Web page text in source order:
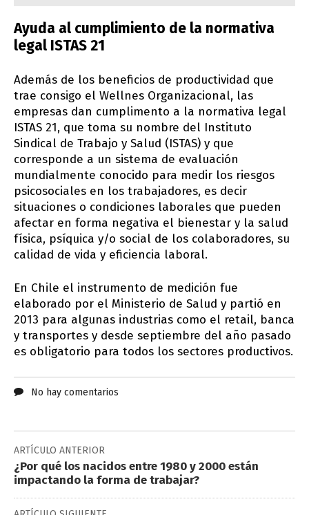
Ayuda al cumplimiento de la normativa
legal ISTAS 21
Además de los beneficios de productividad que
trae consigo el Wellnes Organizacional, las
empresas dan cumplimento a la normativa legal
ISTAS 21, que toma su nombre del Instituto
Sindical de Trabajo y Salud (ISTAS) y que
corresponde a un sistema de evaluación
mundialmente conocido para medir los riesgos
psicosociales en los trabajadores, es decir
situaciones o condiciones laborales que pueden
afectar en forma negativa el bienestar y la salud
física, psíquica y/o social de los colaboradores, su
calidad de vida y eficiencia laboral.
En Chile el instrumento de medición fue
elaborado por el Ministerio de Salud y partió en
2013 para algunas industrias como el retail, banca
y transportes y desde septiembre del año pasado
es obligatorio para todos los sectores productivos.
No hay comentarios
ARTÍCULO ANTERIOR
¿Por qué los nacidos entre 1980 y 2000 están
impactando la forma de trabajar?